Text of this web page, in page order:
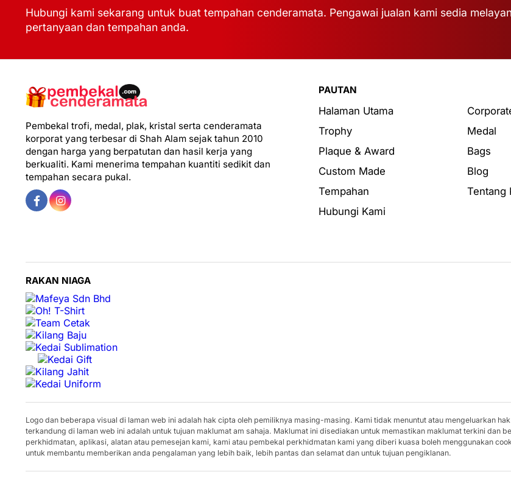
Hubungi kami sekarang untuk buat tempahan cenderamata. Pengawai jualan kami sedia melayan
pertanyaan dan tempahan anda.
Pembekal trofi, medal, plak, kristal serta cenderamata
korporat yang terbesar di Shah Alam sejak tahun 2010
dengan harga yang berpatutan dan hasil kerja yang
berkualiti. Kami menerima tempahan kuantiti sedikit dan
tempahan secara pukal.
PAUTAN
Halaman Utama
Trophy
Medal
Plaque & Award
Bags
Custom Made
Blog
Tempahan
Tentang
Hubungi Kami
RAKAN NIAGA
Logo dan beberapa visual di laman web ini adalah hak cipta oleh pemiliknya masing-masing. Kami tidak menuntut atau mengeluarkan
terkandung di laman web ini adalah untuk tujuan maklumat am sahaja. Maklumat ini disediakan untuk memastikan maklumat terkini dan
perkhidmatan, aplikasi, alatan atau pemesejan kami, kami atau pembekal perkhidmatan kami yang diberi kuasa boleh menggunakan
untuk membantu memberikan anda pengalaman yang lebih baik, lebih pantas dan selamat dan untuk tujuan pengiklanan.